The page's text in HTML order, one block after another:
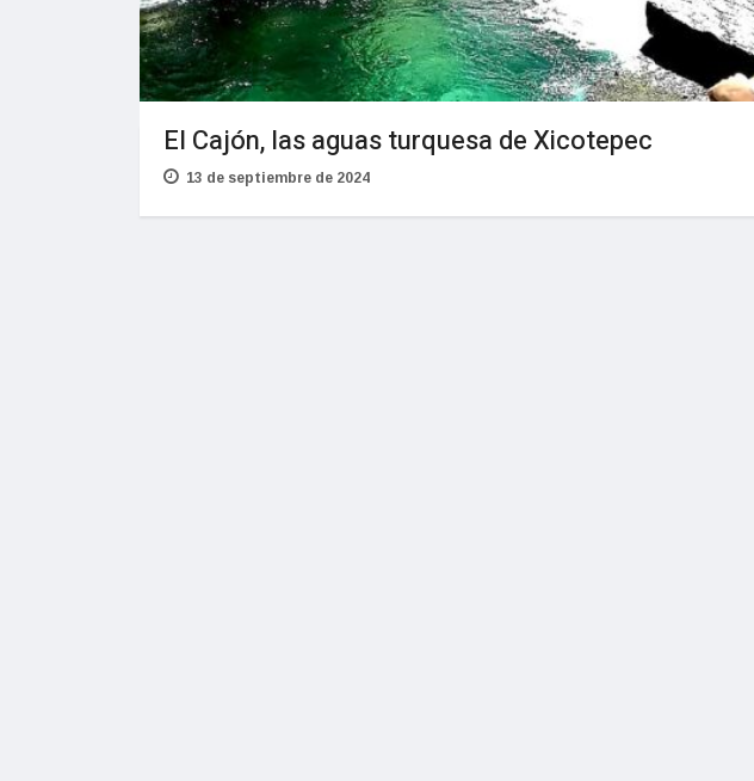
El Cajón, las aguas turquesa de Xicotepec
13 de septiembre de 2024